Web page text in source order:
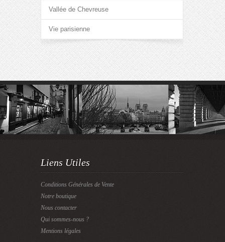
Vallée de Chevreuse
Vie parisienne
Liens Utiles
Conditions Générales de Vente
Notre boutique
Nous contacter
Qui sommes-nous ?
Mentions légales